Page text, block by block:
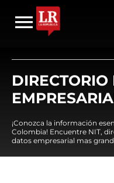
DIRECTORIO
¡Conozca la información
Colombia! Encuentre NIT,
datos empresarial mas